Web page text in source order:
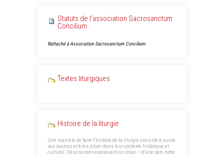
Statuts de l'association Sacrosanctum
Concilium
Rattaché à Association Sacrosanctum Concilium
Textes liturgiques
Histoire de la liturgie
Une manière de faire l’histoire de la liturgie consiste à suivre
ses sources et à les situer dans leur contexte historique et
culturel. Deux raisons expliquent ce choix : • d’une part, notre